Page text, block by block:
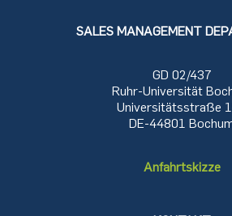
SALES MANAGEMENT
GD 02/437
Ruhr-Universität
Universitätsstraße
DE-44801
Anfahrtskizze